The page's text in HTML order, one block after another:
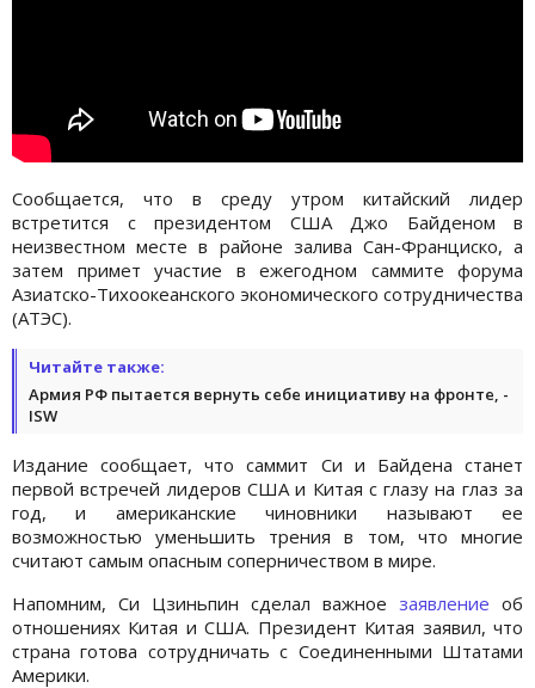
Сообщается, что в среду утром китайский лидер
встретится с президентом США Джо Байденом в
неизвестном месте в районе залива Сан-Франциско, а
затем примет участие в ежегодном саммите форума
Азиатско-Тихоокеанского экономического сотрудничества
(АТЭС).
Читайте также:
Армия РФ пытается вернуть себе инициативу на фронте, -
ISW
Издание сообщает, что саммит Си и Байдена станет
первой встречей лидеров США и Китая с глазу на глаз за
год, и американские чиновники называют ее
возможностью уменьшить трения в том, что многие
считают самым опасным соперничеством в мире.
Напомним, Си Цзиньпин сделал важное заявление об
отношениях Китая и США. Президент Китая заявил, что
страна готова сотрудничать с Соединенными Штатами
Америки.